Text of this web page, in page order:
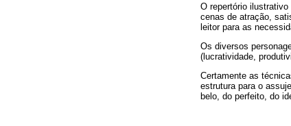
O repertório
cenas de atração,
leitor para as
Os diversos
(lucratividade,
Certamente as
estrutura para o
belo, do perfeito, do